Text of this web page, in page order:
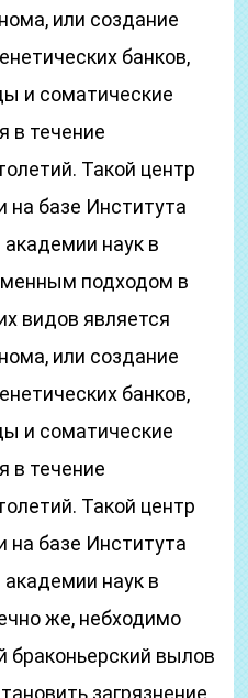
или создание
банков,
и соматические
в течение
Такой центр
на базе Института
наук в
подходом в
видов является
или создание
банков,
и соматические
в течение
Такой центр
на базе Института
наук в
же, небходимо
браконьерский вылов
загрязнение